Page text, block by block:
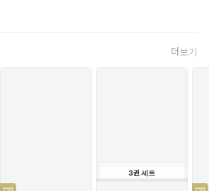
더보기
3권 세트